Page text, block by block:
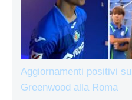
Aggiornamenti positivi
Greenwood alla Roma